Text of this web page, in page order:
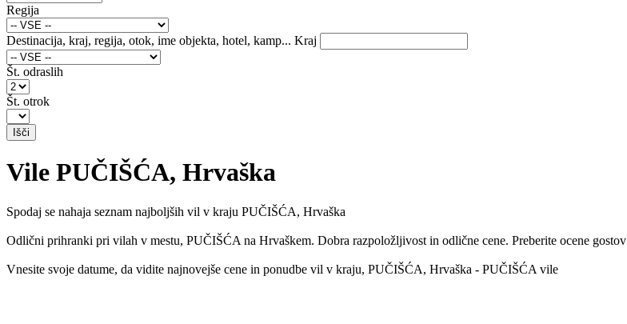
Regija
Destinacija, kraj, regija, otok, ime objekta, hotel, kamp... Kraj
Št. odraslih
Št. otrok
Vile PUČIŠĆA, Hrvaška
Spodaj se nahaja seznam najboljših vil v kraju PUČIŠĆA, Hrvaška
Odlični prihranki pri vilah v mestu, PUČIŠĆA na Hrvaškem. Dobra razpoložljivost in odlične cene. Preberite ocene
Vnesite svoje datume, da vidite najnovejše cene in ponudbe vil v kraju, PUČIŠĆA, Hrvaška - PUČIŠĆA vile